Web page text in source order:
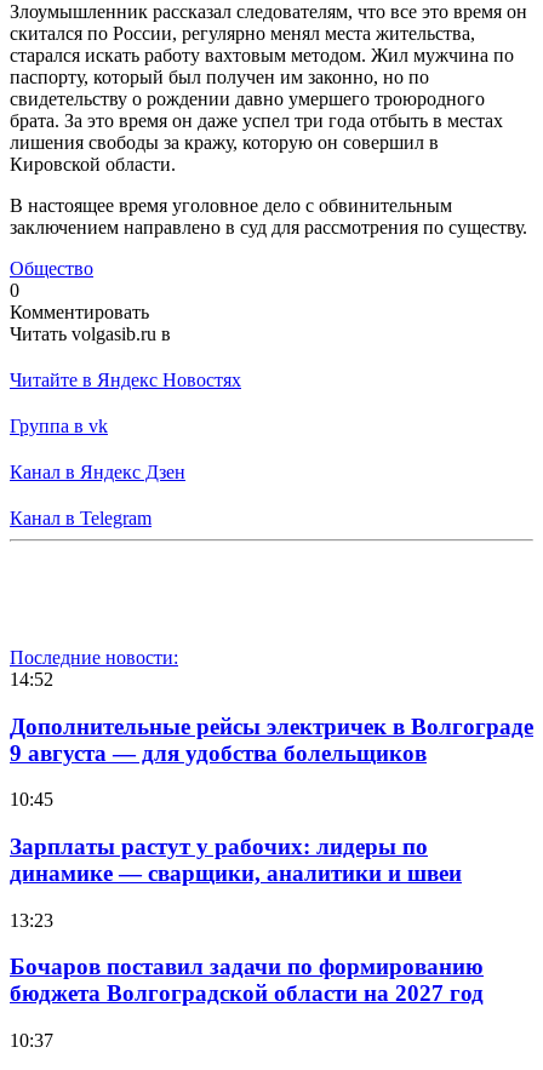
Злоумышленник рассказал следователям, что все это время он
скитался по России, регулярно менял места жительства,
старался искать работу вахтовым методом. Жил мужчина по
паспорту, который был получен им законно, но по
свидетельству о рождении давно умершего троюродного
брата. За это время он даже успел три года отбыть в местах
лишения свободы за кражу, которую он совершил в
Кировской области.
В настоящее время уголовное дело с обвинительным
заключением направлено в суд для рассмотрения по существу.
Общество
0
Комментировать
Читать volgasib.ru в
Читайте в Яндекс Новостях
Группа в vk
Канал в Яндекс Дзен
Канал в Telegram
Последние новости:
14:52
Дополнительные рейсы электричек в Волгограде
9 августа — для удобства болельщиков
10:45
Зарплаты растут у рабочих: лидеры по
динамике — сварщики, аналитики и швеи
13:23
Бочаров поставил задачи по формированию
бюджета Волгоградской области на 2027 год
10:37